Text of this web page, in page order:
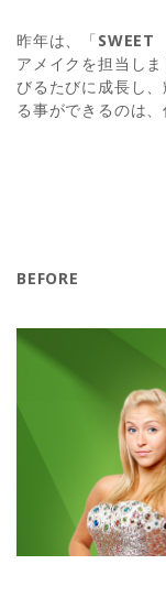
昨年は、「SWEET
アメイクを担当し
びるたびに成長し
る事ができるのは
BEFORE